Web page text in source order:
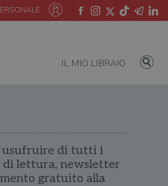
IL MIO LIBRAIO
usufruire di tutti i
di lettura, newsletter
gratuito alla